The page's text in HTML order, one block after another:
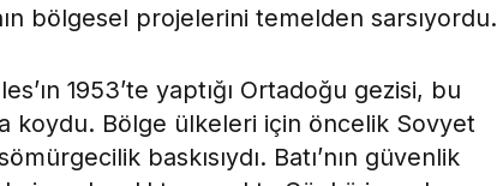
bölgesel projelerini temelden sarsıyordu.
1953’te yaptığı Ortadoğu gezisi, bu
koydu. Bölge ülkeleri için öncelik Sovyet
baskısıydı. Batı’nın güvenlik